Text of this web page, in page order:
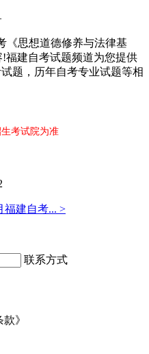
思想道德修养与法律基
福建自考试题频道为您提供
题，历年自考专业试题等相
考试院为准
福建自考... >
联系方式
》